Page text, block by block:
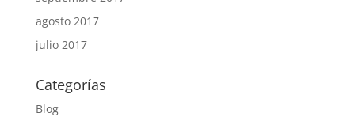
agosto 2017
julio 2017
Categorías
Blog